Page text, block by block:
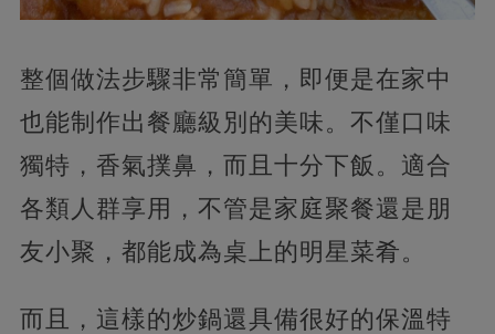
整個做法步驟非常簡單，即便是在家中
也能制作出餐廳級別的美味。不僅口味
獨特，香氣撲鼻，而且十分下飯。適合
各類人群享用，不管是家庭聚餐還是朋
友小聚，都能成為桌上的明星菜肴。
而且，這樣的炒鍋還具備很好的保溫特